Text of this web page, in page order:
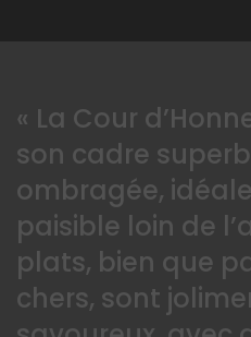
« La Cour
son cadre
ombragée,
paisible loin de
plats, bien que
chers, sont